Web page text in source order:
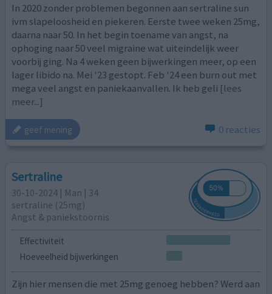
In 2020 zonder problemen begonnen aan sertraline sun
ivm slapeloosheid en piekeren. Eerste twee weken 25mg,
daarna naar 50. In het begin toename van angst, na
ophoging naar 50 veel migraine wat uiteindelijk weer
voorbij ging. Na 4 weken geen bijwerkingen meer, op een
lager libido na. Mei '23 gestopt. Feb '24 een burn out met
mega veel angst en paniekaanvallen. Ik heb geli [lees
meer...]
geef mening 0 reacties
Sertraline
30-10-2024 | Man | 34
sertraline (25mg)
Angst & paniekstoornis
Effectiviteit
Hoeveelheid bijwerkingen
Zijn hier mensen die met 25mg genoeg hebben? Werd aan